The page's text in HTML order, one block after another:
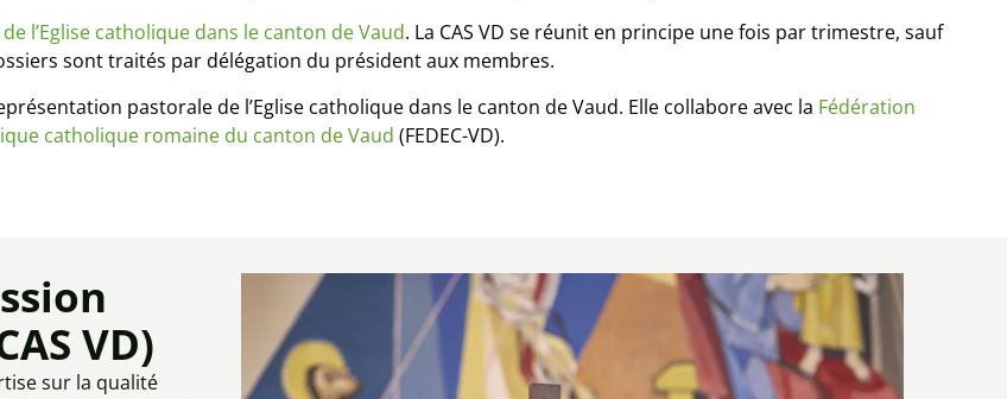
l’Eglise catholique dans le canton de Vaud. La CAS VD se réunit en principe une fois par trimestre, sauf
sont traités par délégation du président aux membres.
pastorale de l’Eglise catholique dans le canton de Vaud. Elle collabore avec la Fédération
catholique romaine du canton de Vaud (FEDEC-VD).
VD)
sur la qualité